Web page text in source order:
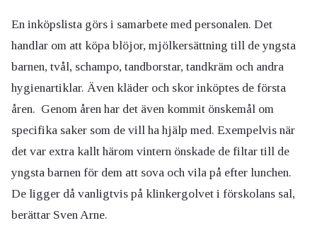
En inköpslista görs i samarbete med personalen. Det
handlar om att köpa blöjor, mjölkersättning till de yngsta
barnen, tvål, schampo, tandborstar, tandkräm och andra
hygienartiklar. Även kläder och skor inköptes de första
åren. Genom åren har det även kommit önskemål om
specifika saker som de vill ha hjälp med. Exempelvis när
det var extra kallt härom vintern önskade de filtar till de
yngsta barnen för dem att sova och vila på efter lunchen.
De ligger då vanligtvis på klinkergolvet i förskolans sal,
berättar Sven Arne.